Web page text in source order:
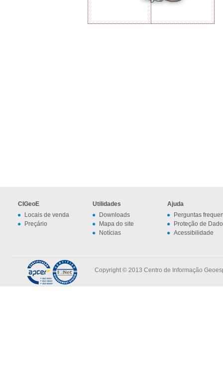
CIGeoE
Locais de venda
Preçário
Utilidades
Downloads
Mapa do site
Notícias
Ajuda
Perguntas
Proteção de
Acessibilidade
Copyright © 2013 Centro de Informação